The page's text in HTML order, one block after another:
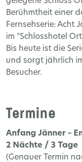
Berühmtheit einer
Fernsehserie: Acht
im "Schlosshotel
Bis heute ist die
und sorgt jährlich
Besucher.
Termine
Anfang Jänner –
2 Nächte / 3 Tage
(Genauer Termin